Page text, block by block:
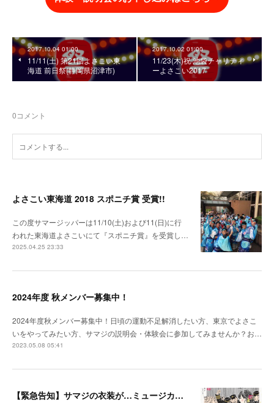
2017.10.04 01:00
11/11(土) 第21回よさこい東
海道 前日祭(静岡県沼津市)
2017.10.02 01:00
11/23(木)祝 池袋チャリティ
ーよさこい2017
0コメント
よさこい東海道 2018 スポニチ賞 受賞!!
この度サマージッパーは11/10(土)および11(日)に行
われた東海道よさこいにて『スポニチ賞』を受賞し…
2025.04.25 23:33
2024年度 秋メンバー募集中！
2024年度秋メンバー募集中！日頃の運動不足解消したい方、東京でよさこ
いをやってみたい方、サマジの説明会・体験会に参加してみませんか？お…
2023.05.08 05:41
【緊急告知】サマジの衣装が…ミュージカル！？